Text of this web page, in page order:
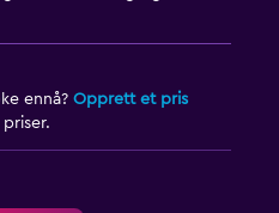
ennå? Opprett et pris